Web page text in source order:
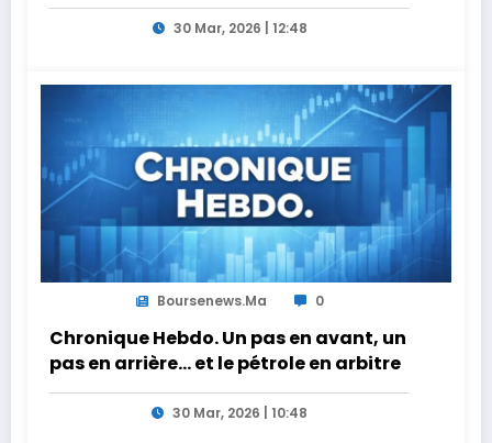
30 Mar, 2026 | 12:48
Boursenews.ma 0
Chronique Hebdo. Un pas en avant, un
pas en arrière… et le pétrole en arbitre
30 Mar, 2026 | 10:48